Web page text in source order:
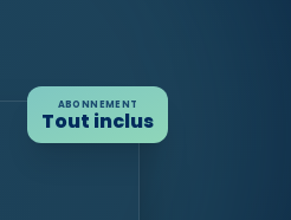
ABONNEMENT
Tout inclus